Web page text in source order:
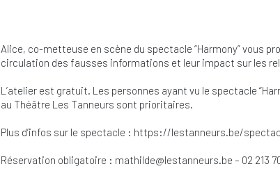
Alice, co-metteuse en scène du spectacle “Harmony” vous
circulation des fausses informations et leur impact sur les
L’atelier est gratuit. Les personnes ayant vu le spectacle
au Théâtre Les Tanneurs sont prioritaires.
Plus d’infos sur le spectacle : https://lestanneurs.be/
Réservation obligatoire : mathilde@lestanneurs.be – 02 213